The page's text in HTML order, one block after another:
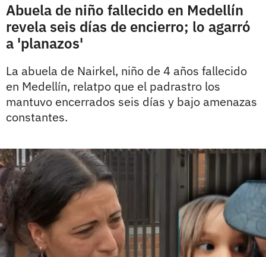
Abuela de niño fallecido en Medellín
revela seis días de encierro; lo agarró
a 'planazos'
La abuela de Nairkel, niño de 4 años fallecido
en Medellín, relatpo que el padrastro los
mantuvo encerrados seis días y bajo amenazas
constantes.